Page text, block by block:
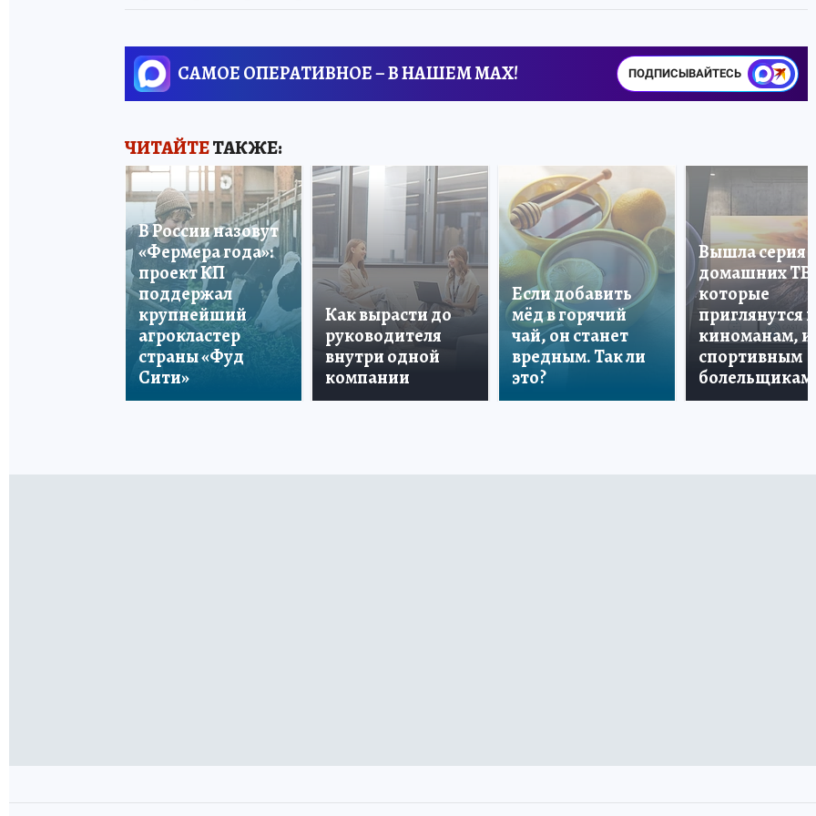
САМОЕ ОПЕРАТИВНОЕ – В НАШЕМ MAX! ПОДПИСЫВАЙТЕСЬ
ЧИТАЙТЕТАКЖЕ:
В России назовут
«Фермера года»:
проект КП
поддержал
крупнейший
агрокластер
страны «Фуд
Сити»
Как вырасти до
руководителя
внутри одной
компании
Если добавить
мёд в горячий
чай, он станет
вредным. Так ли
это?
Вышла серия
домашних ТВ,
которые
приглянутся и
киноманам, и
спортивным
болельщикам